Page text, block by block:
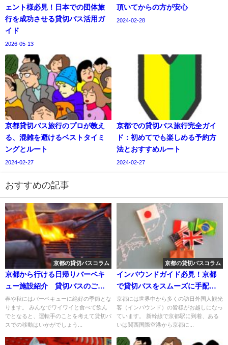
ェント様必見！日本での団体旅
行を成功させる貸切バス活用ガ
イド
2026-05-13
頂いてからの方が安心
2024-02-28
京都貸切バス旅行のプロが教え
る、混雑を避けるベストタイミ
ングとルート
2024-02-27
京都での貸切バス旅行完全ガイ
ド：初めてでも楽しめる予約方
法とおすすめルート
2024-02-27
おすすめの記事
京都の貸切バスコラム
京都から行ける日帰りバーベキ
ュー施設紹介 貸切バスのご利
用を！
春や秋にはバーベキューに絶好の季節とな
ります。 みんなでワイワイと食べて飲ん
でとなると、運転手のことを考えて貸切バ
スでの移動はいかがでしょう...
京都の貸切バスコラム
インバウンドガイド必見！京都
で貸切バスをスムーズに手配・
運行するための完全マニュアル
京都には世界中から多くの訪日外国人観光
客（インバウンド）の皆様がお越しになっ
ています。 新幹線で京都駅に到着、ある
いは関西国際空港から京都に...